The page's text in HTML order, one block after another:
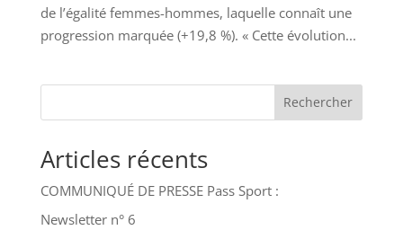
de l’égalité femmes-hommes, laquelle connaît une
progression marquée (+19,8 %). « Cette évolution...
Rechercher
Articles récents
COMMUNIQUÉ DE PRESSE Pass Sport :
Newsletter n° 6